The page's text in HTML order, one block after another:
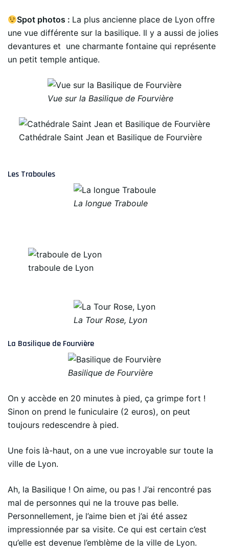
Spot photos : La plus ancienne place de Lyon offre
une vue différente sur la basilique. Il y a aussi de jolies
devantures et une charmante fontaine qui représente
un petit temple antique.
Vue sur la Basilique de Fourvière
Cathédrale Saint Jean et Basilique de Fourvière
Les Traboules
La longue Traboule
traboule de Lyon
La Tour Rose, Lyon
La Basilique de Fourvière
Basilique de Fourvière
On y accède en 20 minutes à pied, ça grimpe fort !
Sinon on prend le funiculaire (2 euros), on peut
toujours redescendre à pied.
Une fois là-haut, on a une vue incroyable sur toute la
ville de Lyon.
Ah, la Basilique ! On aime, ou pas ! J’ai rencontré pas
mal de personnes qui ne la trouve pas belle.
Personnellement, je l’aime bien et j’ai été assez
impressionnée par sa visite. Ce qui est certain c’est
qu’elle est devenue l’emblème de la ville de Lyon.